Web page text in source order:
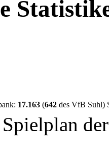
17.163(642des VfB Suhl)
Spielplan